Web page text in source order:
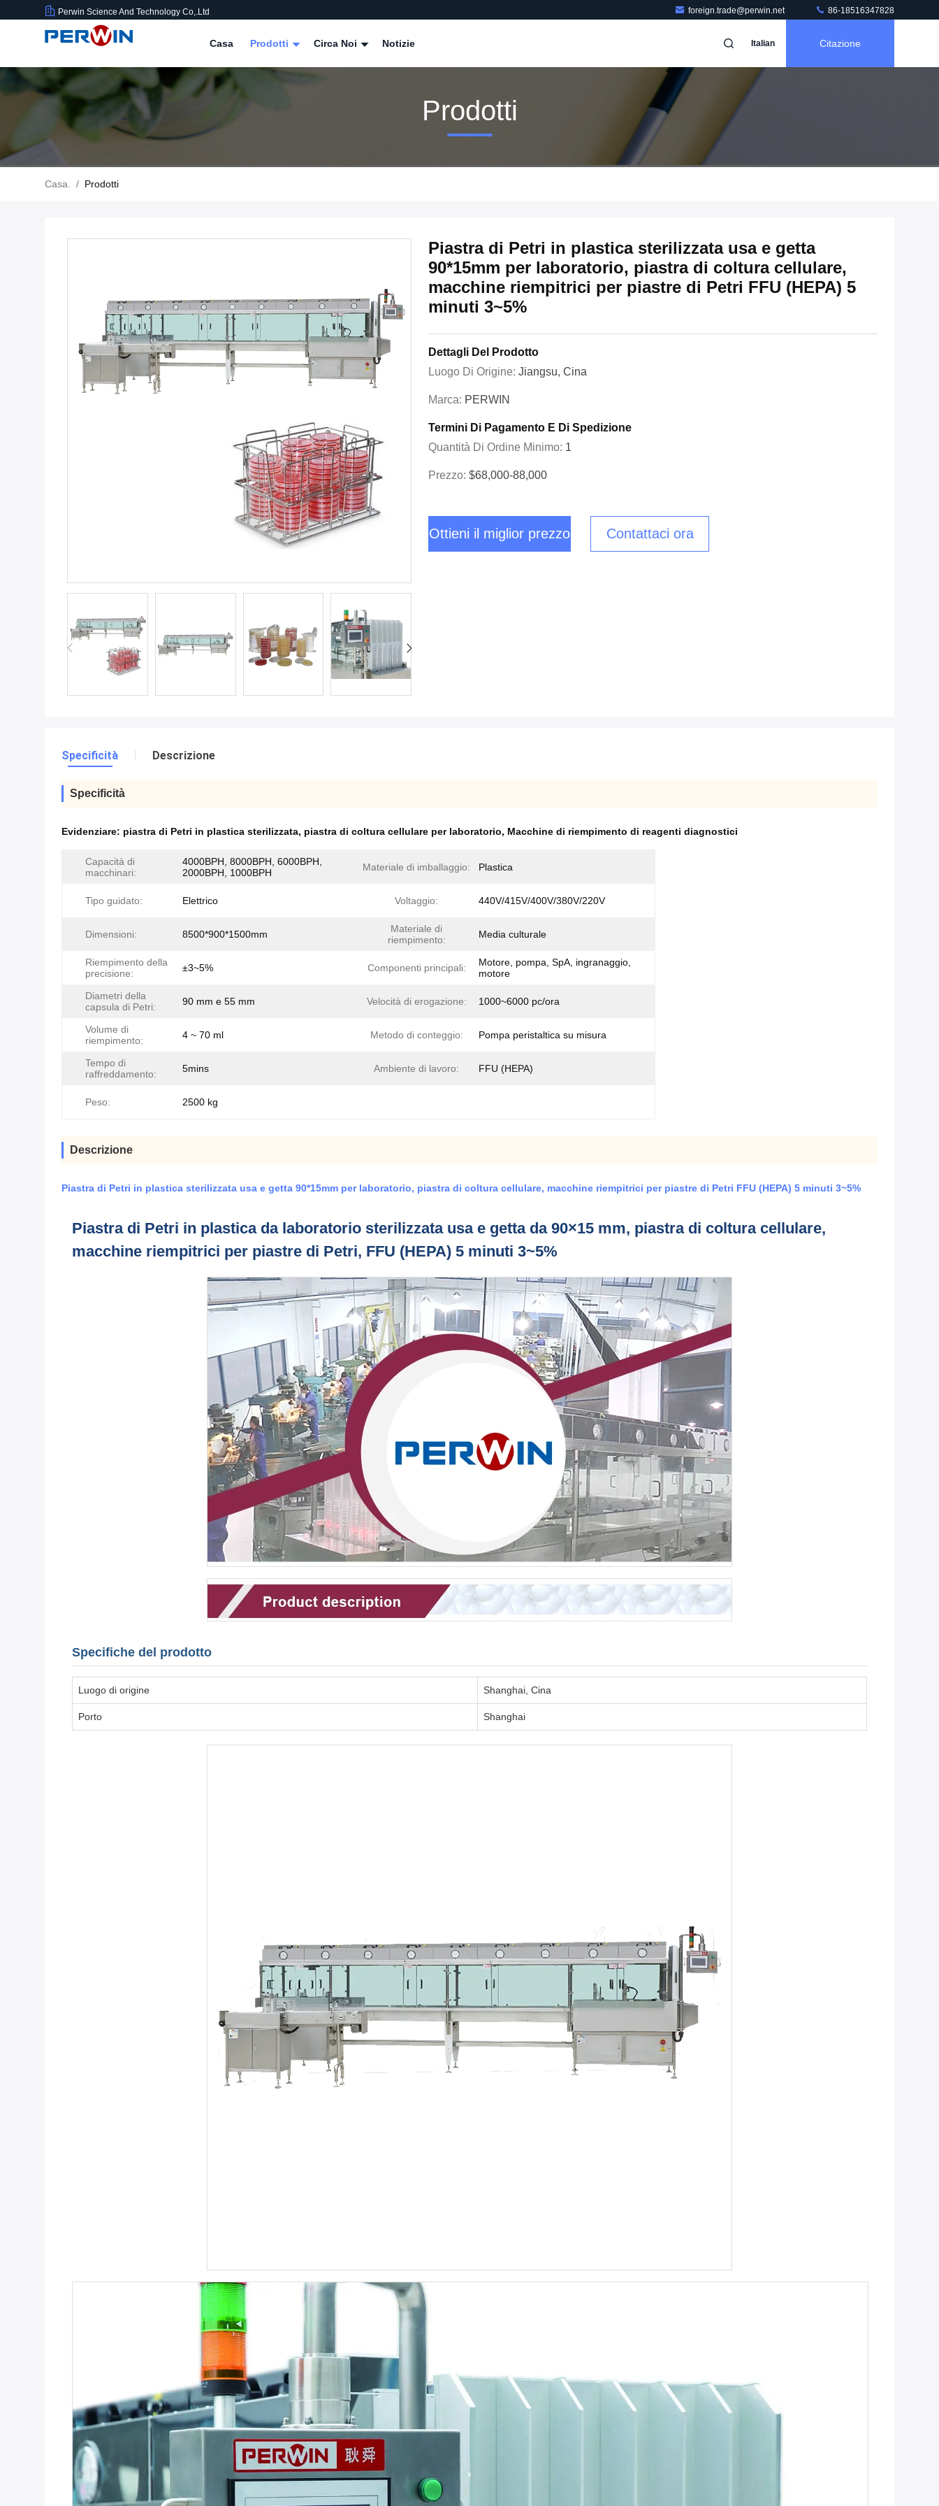
Perwin Science And Technology Co,.Ltd foreign.trade@perwin.net 86-18516347828
Casa Prodotti Circa Noi Notizie Italian Citazione
Prodotti
Casa. / Prodotti
Piastra di Petri in plastica sterilizzata usa e getta
90*15mm per laboratorio, piastra di coltura cellulare,
macchine riempitrici per piastre di Petri FFU (HEPA) 5
minuti 3~5%
Dettagli Del Prodotto
Luogo Di Origine: Jiangsu, Cina
Marca: PERWIN
Termini Di Pagamento E Di Spedizione
Quantità Di Ordine Minimo: 1
Prezzo: $68,000-88,000
Ottieni il miglior prezzo Contattaci ora
Specificità Descrizione
Specificità
Evidenziare: piastra di Petri in plastica sterilizzata, piastra di coltura cellulare per laboratorio, Macchine di riempimento di reagenti diagnostici
Capacità di
macchinari:
4000BPH, 8000BPH, 6000BPH,
2000BPH, 1000BPH
Materiale di imballaggio: Plastica
Tipo guidato: Elettrico Voltaggio: 440V/415V/400V/380V/220V
Dimensioni: 8500*900*1500mm
Materiale di
riempimento:
Media culturale
Riempimento della
precisione:
±3~5% Componenti principali:
Motore, pompa, SpA, ingranaggio,
motore
Diametri della
capsula di Petri:
90 mm e 55 mm Velocità di erogazione: 1000~6000 pc/ora
Volume di
riempimento:
4 ~ 70 ml Metodo di conteggio: Pompa peristaltica su misura
Tempo di
raffreddamento:
5mins Ambiente di lavoro: FFU (HEPA)
Peso: 2500 kg
Descrizione
Piastra di Petri in plastica sterilizzata usa e getta 90*15mm per laboratorio, piastra di coltura cellulare, macchine riempitrici per piastre di Petri FFU (HEPA) 5 minuti 3~5%
Piastra di Petri in plastica da laboratorio sterilizzata usa e getta da 90×15 mm, piastra di coltura cellulare,
macchine riempitrici per piastre di Petri, FFU (HEPA) 5 minuti 3~5%
Specifiche del prodotto
Luogo di origine Shanghai, Cina
Porto Shanghai